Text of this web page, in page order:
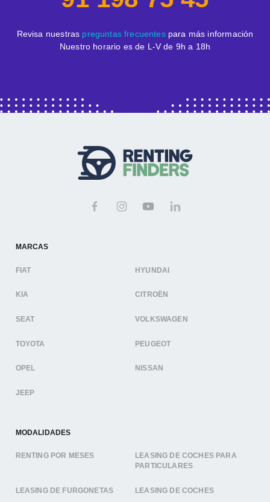
Revisa nuestras preguntas frecuentespara más información
Nuestro horario es de L-V de 9h a 18h
MARCAS
FIAT HYUNDAI
KIA CITROËN
SEAT VOLKSWAGEN
TOYOTA PEUGEOT
OPEL NISSAN
JEEP
MODALIDADES
RENTING POR MESES
LEASING DE COCHES PARA
PARTICULARES
LEASING DE FURGONETAS LEASING DE COCHES